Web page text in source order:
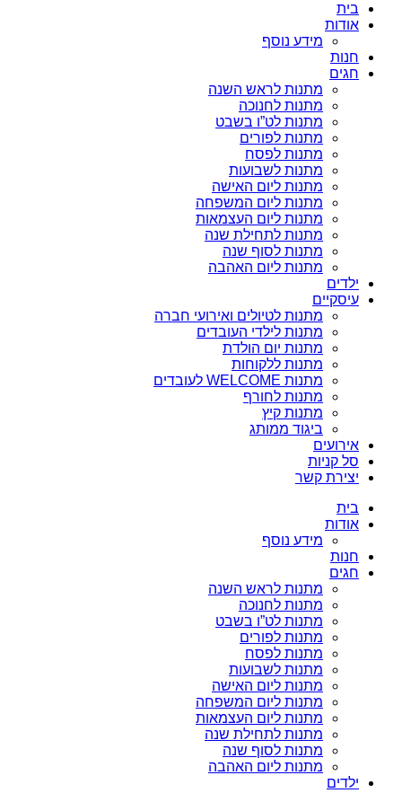
בית
אודות
מידע נוסף
חנות
חגים
מתנות לראש השנה
מתנות לחנוכה
מתנות לט”ו בשבט
מתנות לפורים
מתנות לפסח
מתנות לשבועות
מתנות ליום האישה
מתנות ליום המשפחה
מתנות ליום העצמאות
מתנות לתחילת שנה
מתנות לסוף שנה
מתנות ליום האהבה
ילדים
עיסקיים
מתנות לטיולים ואירועי חברה
מתנות לילדי העובדים
מתנות יום הולדת
מתנות ללקוחות
מתנות WELCOME לעובדים
מתנות לחורף
מתנות קיץ
ביגוד ממותג
אירועים
סל קניות
יצירת קשר
בית
אודות
מידע נוסף
חנות
חגים
מתנות לראש השנה
מתנות לחנוכה
מתנות לט”ו בשבט
מתנות לפורים
מתנות לפסח
מתנות לשבועות
מתנות ליום האישה
מתנות ליום המשפחה
מתנות ליום העצמאות
מתנות לתחילת שנה
מתנות לסוף שנה
מתנות ליום האהבה
ילדים